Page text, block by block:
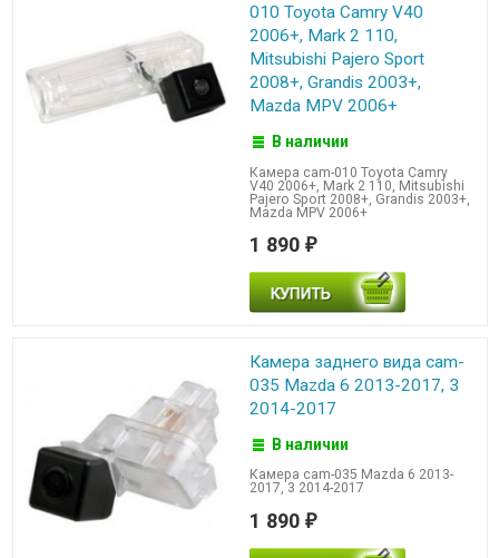
010 Toyota Camry V40
2006+, Mark 2 110,
Mitsubishi Pajero Sport
2008+, Grandis 2003+,
Mazda MPV 2006+
В наличии
Камера cam-010 Toyota Camry
V40 2006+, Mark 2 110, Mitsubishi
Pajero Sport 2008+, Grandis 2003+,
Mazda MPV 2006+
1 890 ₽
Камера заднего вида cam-
035 Mazda 6 2013-2017, 3
2014-2017
В наличии
Камера cam-035 Mazda 6 2013-
2017, 3 2014-2017
1 890 ₽